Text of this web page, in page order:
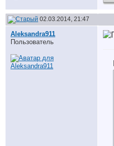
02.03.2014, 21:47
Aleksandra911
Пользователь